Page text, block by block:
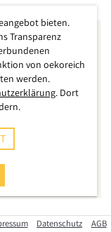
für Straßen und
Datenschutz AGB
bieten.
Transparenz
von oekoreich
werden.
. Dort